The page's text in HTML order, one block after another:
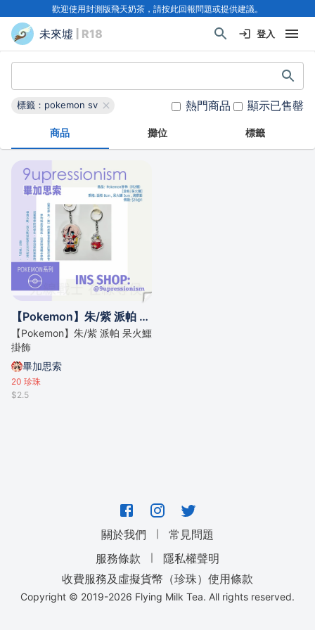
歡迎使用封測版飛天奶茶，請按此回報問題或提供建議。
未來墟 | R18 登入
標籤：pokemon sv 熱門商品 顯示已售罄
商品 攤位 標籤
【Pokemon】朱/紫 派帕 呆火鱷 掛飾
【Pokemon】朱/紫 派帕 呆火鱷
掛飾
畢加思索
20 珍珠
$2.5
關於我們 ｜
常見問題
服務條款
｜
隱私權聲明
收費服務及虛擬貨幣（珍珠）使用條款
Copyright © 2019-2026 Flying Milk Tea. All rights reserved.